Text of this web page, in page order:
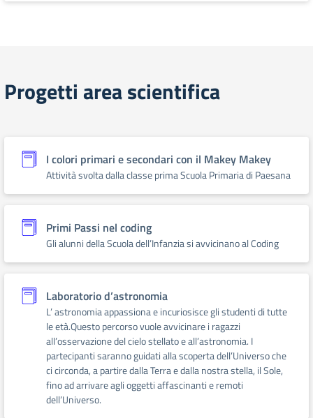
Progetti area scientifica
I colori primari e secondari con il Makey Makey
Attività svolta dalla classe prima Scuola Primaria di Paesana
Primi Passi nel coding
Gli alunni della Scuola dell’Infanzia si avvicinano al Coding
Laboratorio d’astronomia
L’ astronomia appassiona e incuriosisce gli studenti di tutte
le età.Questo percorso vuole avvicinare i ragazzi
all’osservazione del cielo stellato e all’astronomia. I
partecipanti saranno guidati alla scoperta dell’Universo che
ci circonda, a partire dalla Terra e dalla nostra stella, il Sole,
fino ad arrivare agli oggetti affascinanti e remoti
dell’Universo.